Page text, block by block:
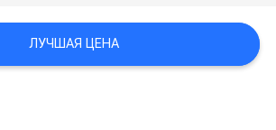
ЛУЧШАЯ ЦЕНА